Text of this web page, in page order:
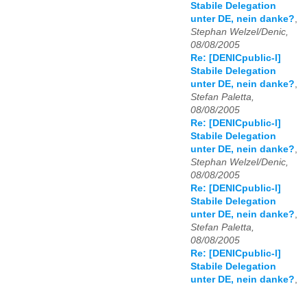
Stabile Delegation
unter DE, nein danke?,
Stephan Welzel/Denic,
08/08/2005
Re: [DENICpublic-l]
Stabile Delegation
unter DE, nein danke?,
Stefan Paletta,
08/08/2005
Re: [DENICpublic-l]
Stabile Delegation
unter DE, nein danke?,
Stephan Welzel/Denic,
08/08/2005
Re: [DENICpublic-l]
Stabile Delegation
unter DE, nein danke?,
Stefan Paletta,
08/08/2005
Re: [DENICpublic-l]
Stabile Delegation
unter DE, nein danke?,